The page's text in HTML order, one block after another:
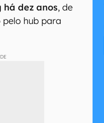
dez anos, de
hub para